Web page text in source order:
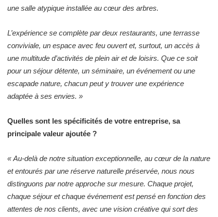
une salle atypique installée au cœur des arbres.
L’expérience se complète par deux restaurants, une terrasse
conviviale, un espace avec feu ouvert et, surtout, un accès à
une multitude d’activités de plein air et de loisirs. Que ce soit
pour un séjour détente, un séminaire, un événement ou une
escapade nature, chacun peut y trouver une expérience
adaptée à ses envies. »
Quelles sont les spécificités de votre entreprise, sa
principale valeur ajoutée ?
« Au-delà de notre situation exceptionnelle, au cœur de la nature
et entourés par une réserve naturelle préservée, nous nous
distinguons par notre approche sur mesure. Chaque projet,
chaque séjour et chaque événement est pensé en fonction des
attentes de nos clients, avec une vision créative qui sort des